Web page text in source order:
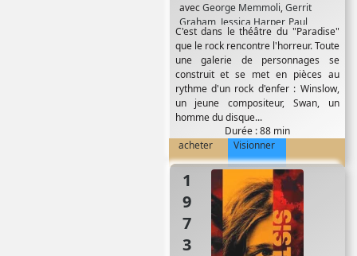
avecGeorge Memmoli,Gerrit
Graham, Jessica Harper, Paul
Williams,William Finley
C'est dans le théâtre du "Paradise"
que le rock rencontre l'horreur. Toute
une galerie de personnages se
construit et se met en pièces au
rythme d'un rock d'enfer : Winslow,
un jeune compositeur, Swan, un
homme du disque...
Durée : 88 min
acheter
Visionner
1973